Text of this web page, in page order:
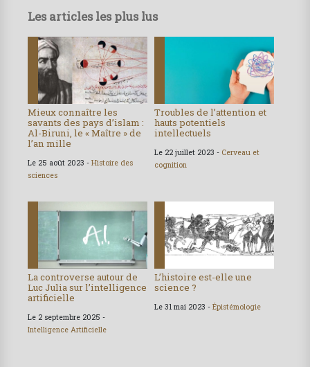
Les articles les plus lus
Mieux connaître les
savants des pays d’islam :
Al-Biruni, le « Maître » de
l’an mille
Le 25 août 2023 - Histoire des
sciences
Troubles de l’attention et
hauts potentiels
intellectuels
Le 22 juillet 2023 - Cerveau et
cognition
La controverse autour de
Luc Julia sur l’intelligence
artificielle
Le 2 septembre 2025 -
Intelligence Artificielle
L’histoire est-elle une
science ?
Le 31 mai 2023 - Épistémologie